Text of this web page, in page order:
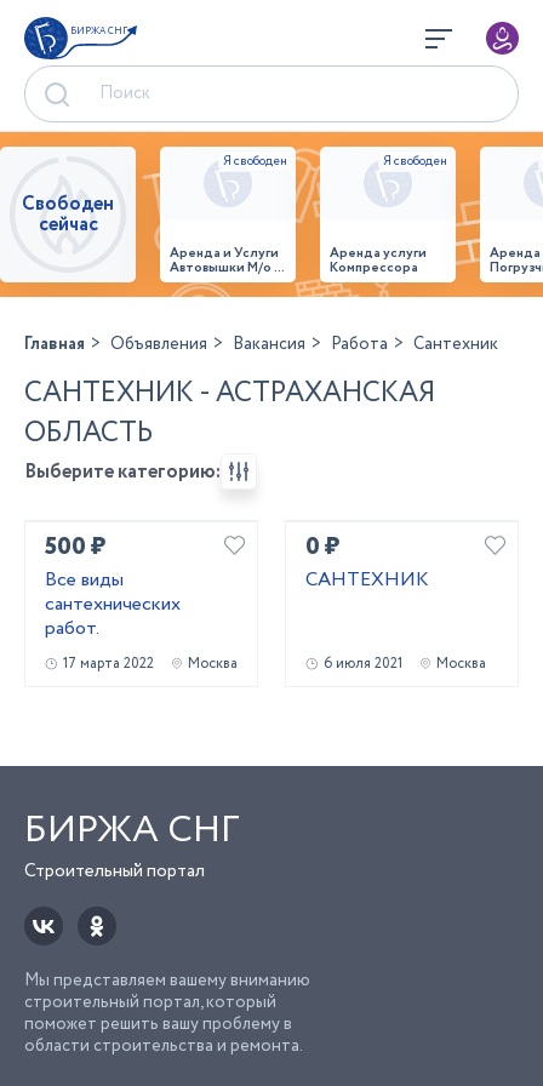
БИРЖА СНГ
Свободен
сейчас
Аренда и Услуги
Автовышки М/о г.
Домодедово
26,28,32 место
Аренда услуги
Компрессора
Главная Объявления Вакансия Работа Сантехник
САНТЕХНИК - АСТРАХАНСКАЯ
ОБЛАСТЬ
Выберите категорию:
500 ₽
Все виды
сантехнических
работ.
17 марта 2022 Москва
0 ₽
САНТЕХНИК
6 июля 2021 Москва
БИРЖА СНГ
Строительный портал
Мы представляем вашему вниманию
строительный портал, который
поможет решить вашу проблему в
области строительства и ремонта.